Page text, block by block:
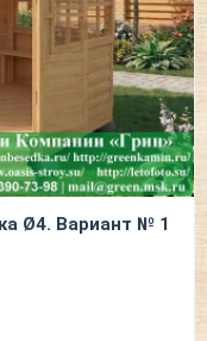
Ø4. Вариант № 1